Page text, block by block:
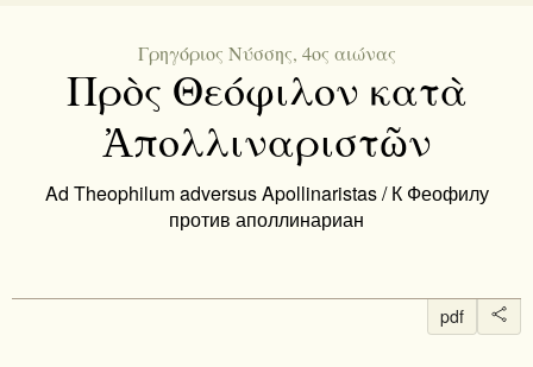
Γρηγόριος Νύσσης, 4ος αιώνας
Πρὸς Θεόφιλον κατὰ
Ἀπολλιναριστῶν
Ad Theophilum adversus Apollinaristas / К Феофилу
против аполлинариан
pdf